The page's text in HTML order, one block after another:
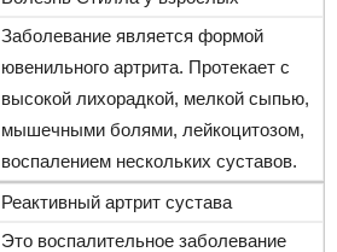
Заболевание является формой
ювенильного артрита. Протекает с
высокой лихорадкой, мелкой сыпью,
мышечными болями, лейкоцитозом,
воспалением нескольких суставов.
Реактивный артрит сустава
Это воспалительное заболевание